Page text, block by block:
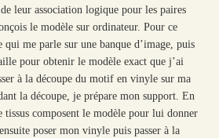
leur association logique pour les paires
le modèle sur ordinateur. Pour ce
me parle sur une banque d’image, puis
pour obtenir le modèle exact que j’ai
à la découpe du motif en vinyle sur ma
la découpe, je prépare mon support. En
tissus composent le modèle pour lui donner
poser mon vinyle puis passer à la